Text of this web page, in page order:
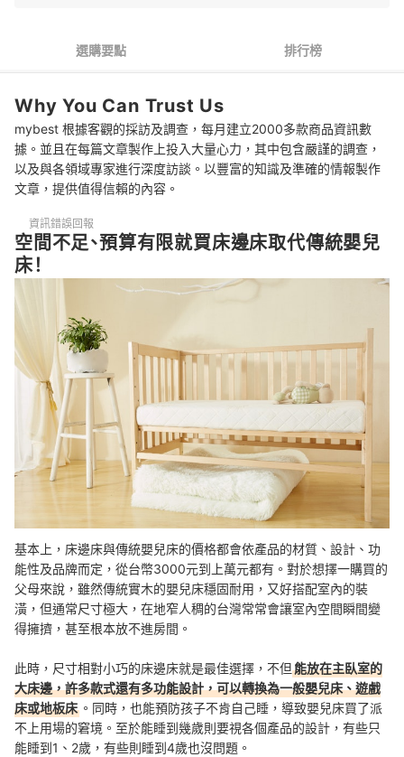
4 會攜帶外出要選折疊式
床邊床 推薦排行榜
一併參考其他種類的嬰兒床
選購要點 排行榜
Why You Can Trust Us
mybest 根據客觀的採訪及調查，每月建立2000多款商品資訊數
據。並且在每篇文章製作上投入大量心力，其中包含嚴謹的調查，
以及與各領域專家進行深度訪談。以豐富的知識及準確的情報製作
文章，提供值得信賴的內容。
資訊錯誤回報
空間不足、預算有限就買床邊床取代傳統嬰兒
床！
基本上，床邊床與傳統嬰兒床的價格都會依產品的材質、設計、功
能性及品牌而定，從台幣3000元到上萬元都有。對於想擇一購買的
父母來說，雖然傳統實木的嬰兒床穩固耐用，又好搭配室內的裝
潢，但通常尺寸極大，在地窄人稠的台灣常常會讓室內空間瞬間變
得擁擠，甚至根本放不進房間。
此時，尺寸相對小巧的床邊床就是最佳選擇，不但能放在主臥室的
大床邊，許多款式還有多功能設計，可以轉換為一般嬰兒床、遊戲
床或地板床 。同時，也能預防孩子不肯自己睡，導致嬰兒床買了派
不上用場的窘境。至於能睡到幾歲則要視各個產品的設計，有些只
能睡到1、2歲，有些則睡到4歲也沒問題。